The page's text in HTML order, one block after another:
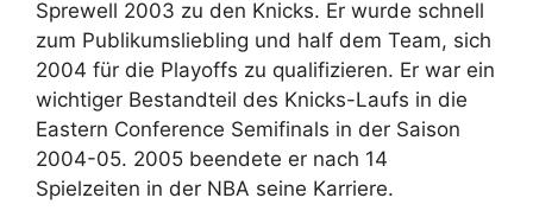
Sprewell 2003 zu den Knicks. Er wurde schnell
zum Publikumsliebling und half dem Team, sich
2004 für die Playoffs zu qualifizieren. Er war ein
wichtiger Bestandteil des Knicks-Laufs in die
Eastern Conference Semifinals in der Saison
2004-05. 2005 beendete er nach 14
Spielzeiten in der NBA seine Karriere.